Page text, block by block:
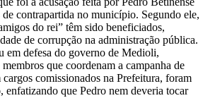
de contrapartida no município. Segundo ele,
do rei” têm sido beneficiados,
de corrupção na administração pública.
em defesa do governo de Medioli,
que coordenam a campanha de
comissionados na Prefeitura, foram
enfatizando que Pedro nem deveria tocar